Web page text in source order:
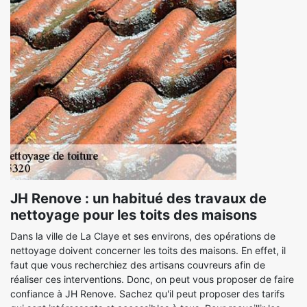
JH Renove : un habitué des travaux de
nettoyage pour les toits des maisons
Dans la ville de La Claye et ses environs, des opérations de
nettoyage doivent concerner les toits des maisons. En effet, il
faut que vous recherchiez des artisans couvreurs afin de
réaliser ces interventions. Donc, on peut vous proposer de faire
confiance à JH Renove. Sachez qu'il peut proposer des tarifs